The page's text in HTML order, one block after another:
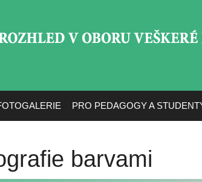
PRO PEDAGOGY A
barvami